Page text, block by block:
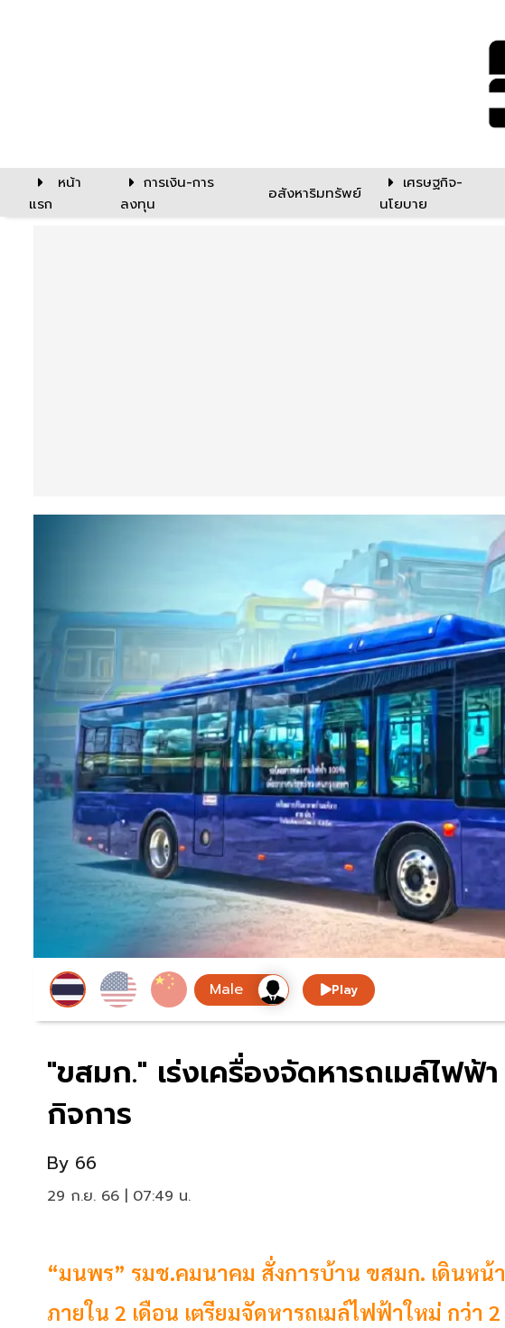
หน้า
แรก
การเงิน-การ
ลงทุน
อสังหาริมทรัพย์
เศรษฐกิจ-
นโยบาย
Play
"ขสมก." เร่งเครื่องจัดหารถเมล์ไ
กิจการ
By 66
29 ก.ย. 66 | 07:49 น.
“มนพร” รมช.คมนาคม สั่งการบ้าน ขสมก. เดินห
ภายใน 2 เดือน เตรียมจัดหารถเมล์ไฟฟ้าใหม่ กว่า